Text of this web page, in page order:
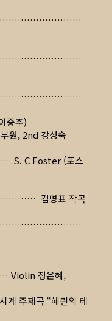
중주)
, 2nd 강성숙
Foster (포스
김명표 작곡
장은혜,
계 주제곡 “혜린의 테